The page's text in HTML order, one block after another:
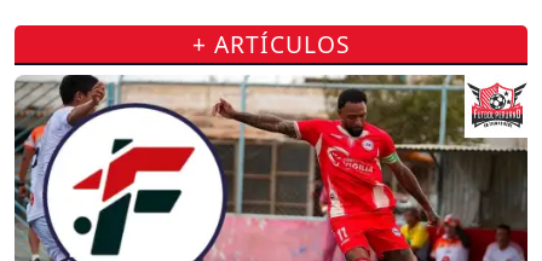
+ ARTÍCULOS